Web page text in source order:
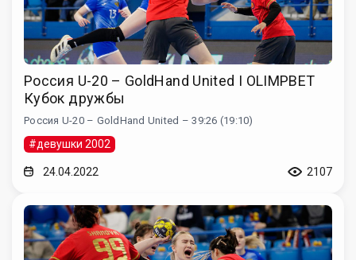
Россия U-20 – GoldHand United I OLIMPBET
Кубок дружбы
Россия U-20 – GoldHand United – 39:26 (19:10)
#девушки 2002
24.04.2022 2107